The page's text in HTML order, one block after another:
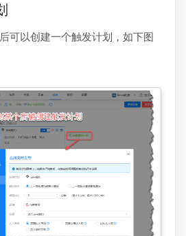
可以创建一个触发计划，如下图